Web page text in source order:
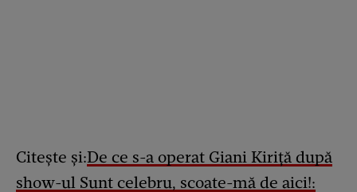
Citește și:De ce s-a operat Giani Kiriță după
show-ul Sunt celebru, scoate-mă de aici!: